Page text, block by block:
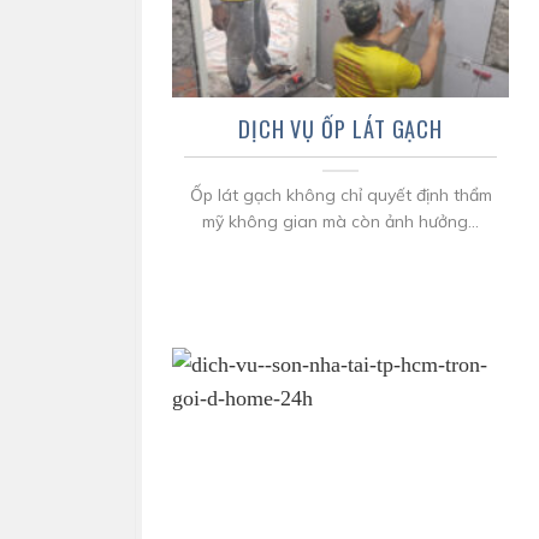
DỊCH VỤ ỐP LÁT GẠCH
Ốp lát gạch không chỉ quyết định thẩm
mỹ không gian mà còn ảnh hưởng...